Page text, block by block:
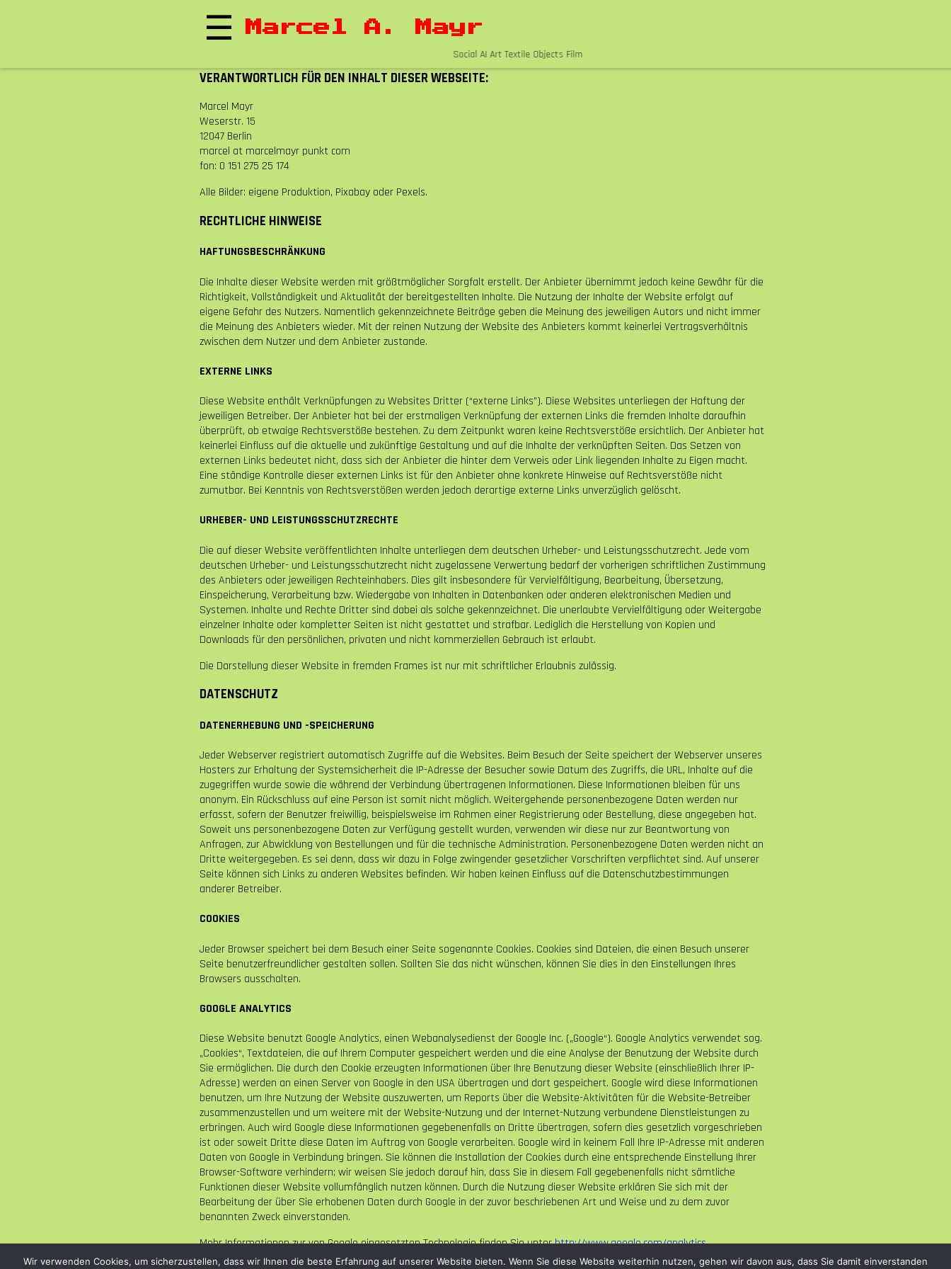
☰ Marcel A. Mayr
Social AI Art Textile Objects Film
VERANTWORTLICH FÜR DEN INHALT DIESER WEBSEITE:
Marcel Mayr
Weserstr. 15
12047 Berlin
marcel at marcelmayr punkt com
fon: 0 151 275 25 174
Alle Bilder: eigene Produktion, Pixabay oder Pexels.
RECHTLICHE HINWEISE
HAFTUNGSBESCHRÄNKUNG
Die Inhalte dieser Website werden mit größtmöglicher Sorgfalt erstellt. Der Anbieter übernimmt jedoch keine Gewähr für die
Richtigkeit, Vollständigkeit und Aktualität der bereitgestellten Inhalte. Die Nutzung der Inhalte der Website erfolgt auf
eigene Gefahr des Nutzers. Namentlich gekennzeichnete Beiträge geben die Meinung des jeweiligen Autors und nicht immer
die Meinung des Anbieters wieder. Mit der reinen Nutzung der Website des Anbieters kommt keinerlei Vertragsverhältnis
zwischen dem Nutzer und dem Anbieter zustande.
EXTERNE LINKS
Diese Website enthält Verknüpfungen zu Websites Dritter (“externe Links”). Diese Websites unterliegen der Haftung der
jeweiligen Betreiber. Der Anbieter hat bei der erstmaligen Verknüpfung der externen Links die fremden Inhalte daraufhin
überprüft, ob etwaige Rechtsverstöße bestehen. Zu dem Zeitpunkt waren keine Rechtsverstöße ersichtlich. Der Anbieter hat
keinerlei Einfluss auf die aktuelle und zukünftige Gestaltung und auf die Inhalte der verknüpften Seiten. Das Setzen von
externen Links bedeutet nicht, dass sich der Anbieter die hinter dem Verweis oder Link liegenden Inhalte zu Eigen macht.
Eine ständige Kontrolle dieser externen Links ist für den Anbieter ohne konkrete Hinweise auf Rechtsverstöße nicht
zumutbar. Bei Kenntnis von Rechtsverstößen werden jedoch derartige externe Links unverzüglich gelöscht.
URHEBER- UND LEISTUNGSSCHUTZRECHTE
Die auf dieser Website veröffentlichten Inhalte unterliegen dem deutschen Urheber- und Leistungsschutzrecht. Jede vom
deutschen Urheber- und Leistungsschutzrecht nicht zugelassene Verwertung bedarf der vorherigen schriftlichen Zustimmung
des Anbieters oder jeweiligen Rechteinhabers. Dies gilt insbesondere für Vervielfältigung, Bearbeitung, Übersetzung,
Einspeicherung, Verarbeitung bzw. Wiedergabe von Inhalten in Datenbanken oder anderen elektronischen Medien und
Systemen. Inhalte und Rechte Dritter sind dabei als solche gekennzeichnet. Die unerlaubte Vervielfältigung oder Weitergabe
einzelner Inhalte oder kompletter Seiten ist nicht gestattet und strafbar. Lediglich die Herstellung von Kopien und
Downloads für den persönlichen, privaten und nicht kommerziellen Gebrauch ist erlaubt.
Die Darstellung dieser Website in fremden Frames ist nur mit schriftlicher Erlaubnis zulässig.
DATENSCHUTZ
DATENERHEBUNG UND -SPEICHERUNG
Jeder Webserver registriert automatisch Zugriffe auf die Websites. Beim Besuch der Seite speichert der Webserver unseres
Hosters zur Erhaltung der Systemsicherheit die IP-Adresse der Besucher sowie Datum des Zugriffs, die URL, Inhalte auf die
zugegriffen wurde sowie die während der Verbindung übertragenen Informationen. Diese Informationen bleiben für uns
anonym. Ein Rückschluss auf eine Person ist somit nicht möglich. Weitergehende personenbezogene Daten werden nur
erfasst, sofern der Benutzer freiwillig, beispielsweise im Rahmen einer Registrierung oder Bestellung, diese angegeben hat.
Soweit uns personenbezogene Daten zur Verfügung gestellt wurden, verwenden wir diese nur zur Beantwortung von
Anfragen, zur Abwicklung von Bestellungen und für die technische Administration. Personenbezogene Daten werden nicht an
Dritte weitergegeben. Es sei denn, dass wir dazu in Folge zwingender gesetzlicher Vorschriften verpflichtet sind. Auf unserer
Seite können sich Links zu anderen Websites befinden. Wir haben keinen Einfluss auf die Datenschutzbestimmungen
anderer Betreiber.
COOKIES
Jeder Browser speichert bei dem Besuch einer Seite sogenannte Cookies. Cookies sind Dateien, die einen Besuch unserer
Seite benutzerfreundlicher gestalten sollen. Sollten Sie das nicht wünschen, können Sie dies in den Einstellungen Ihres
Browsers ausschalten.
GOOGLE ANALYTICS
Diese Website benutzt Google Analytics, einen Webanalysedienst der Google Inc. („Google“). Google Analytics verwendet sog.
„Cookies“, Textdateien, die auf Ihrem Computer gespeichert werden und die eine Analyse der Benutzung der Website durch
Sie ermöglichen. Die durch den Cookie erzeugten Informationen über Ihre Benutzung dieser Website (einschließlich Ihrer IP-
Adresse) werden an einen Server von Google in den USA übertragen und dort gespeichert. Google wird diese Informationen
benutzen, um Ihre Nutzung der Website auszuwerten, um Reports über die Website-Aktivitäten für die Website-Betreiber
zusammenzustellen und um weitere mit der Website-Nutzung und der Internet-Nutzung verbundene Dienstleistungen zu
erbringen. Auch wird Google diese Informationen gegebenenfalls an Dritte übertragen, sofern dies gesetzlich vorgeschrieben
ist oder soweit Dritte diese Daten im Auftrag von Google verarbeiten. Google wird in keinem Fall Ihre IP-Adresse mit anderen
Daten von Google in Verbindung bringen. Sie können die Installation der Cookies durch eine entsprechende Einstellung Ihrer
Browser-Software verhindern; wir weisen Sie jedoch darauf hin, dass Sie in diesem Fall gegebenenfalls nicht sämtliche
Funktionen dieser Website vollumfänglich nutzen können. Durch die Nutzung dieser Website erklären Sie sich mit der
Bearbeitung der über Sie erhobenen Daten durch Google in der zuvor beschriebenen Art und Weise und zu dem zuvor
benannten Zweck einverstanden.
Mehr Informationen zur von Google eingesetzten Technologie finden Sie unterhttp://www.google.com/analytics.
Wir verwenden Cookies, um sicherzustellen, dass wir Ihnen die beste Erfahrung auf unserer Website bieten. Wenn Sie diese Website weiterhin nutzen, gehen wir davon aus, dass Sie damit einverstanden